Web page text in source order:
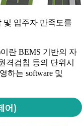
및 입주자 만족도를
이란 BEMS 기반의 자
격검침 등의 단위시
하는 software 및